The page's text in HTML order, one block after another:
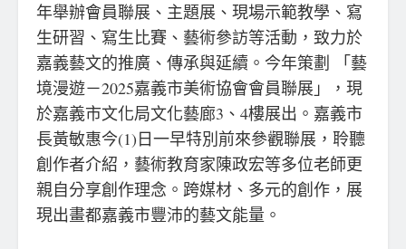
年舉辦會員聯展、主題展、現場示範教學、寫
生研習、寫生比賽、藝術參訪等活動，致力於
嘉義藝文的推廣、傳承與延續。今年策劃 「藝
境漫遊－2025嘉義市美術協會會員聯展」，現
於嘉義市文化局文化藝廊3、4樓展出。嘉義市
長黃敏惠今(1)日一早特別前來參觀聯展，聆聽
創作者介紹，藝術教育家陳政宏等多位老師更
親自分享創作理念。跨媒材、多元的創作，展
現出畫都嘉義市豐沛的藝文能量。